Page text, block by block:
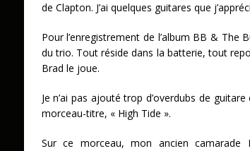
de Clapton. J’ai quelques guitares que
Pour l’enregistrement de l’album BB & The
du trio. Tout réside dans la batterie, tout
Brad le joue.
Je n’ai pas ajouté trop d’overdubs de
morceau-titre, « High Tide ».
Sur ce morceau, mon ancien camarade